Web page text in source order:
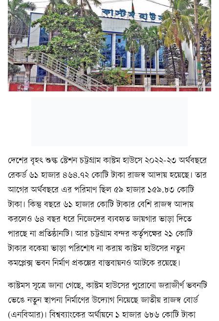
দেশের বৃহৎ শুল্ক স্টেশন চট্টগ্রাম কাস্টম হাউসে ২০২২-২৩ অর্থবছরে
রেকর্ড ৬১ হাজার ৪৬৪.৭২ কোটি টাকা রাজস্ব আদায় হয়েছে। তার
আগের অর্থবছরে এর পরিমাণ ছিল ৫৯ হাজার ১৫৯.৮৩ কোটি
টাকা। কিন্তু বছরে ৬১ হাজার কোটি টাকার বেশি রাজস্ব আদায়
করলেও ৬৪ বছর ধরে নিজেদের ব্যবহৃত জায়গার ভাড়া দিতে
পারছে না প্রতিষ্ঠানটি। আর চট্টগ্রাম বন্দর কর্তৃপক্ষের ২১ কোটি
টাকার বকেয়া ভাড়া পরিশোধ না করায় কাস্টম হাউসের নতুন
কমপ্লেক্স ভবন নির্মাণ প্রকল্পের বাস্তবায়নও আটকে রয়েছে।
কাস্টমস সূত্রে জানা গেছে, কাস্টম হাউসের পুরোনো জরাজীর্ণ ভবনটি
ভেঙে নতুন স্থাপনা নির্মাণের উদ্যোগ নিয়েছে জাতীয় রাজস্ব বোর্ড
(এনবিআর)। বিশ্বব্যাংকের অর্থায়নে ১ হাজার ৬৮৬ কোটি টাকা